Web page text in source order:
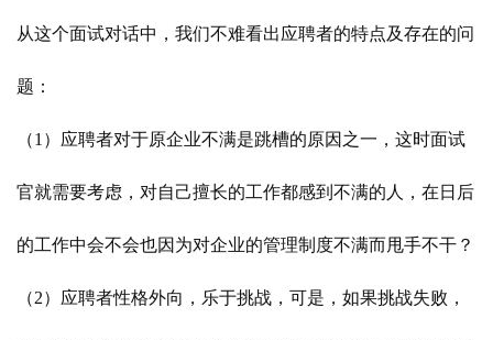
从这个面试对话中，我们不难看出应聘者的特点及存在的问
题：
（1）应聘者对于原企业不满是跳槽的原因之一，这时面试
官就需要考虑，对自己擅长的工作都感到不满的人，在日后
的工作中会不会也因为对企业的管理制度不满而甩手不干？
（2）应聘者性格外向，乐于挑战，可是，如果挑战失败，